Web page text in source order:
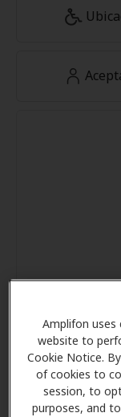
Amplifon uses
website to
Cookie Notice.
of cookies to
session, to
purposes, and